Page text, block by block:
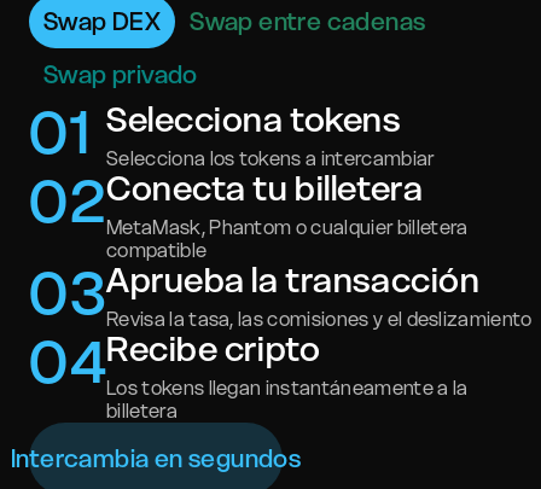
Swap DEX
Swap entre cadenas
Swap privado
01 Selecciona tokens
Selecciona los tokens a intercambiar
02Conecta tu billetera
MetaMask, Phantom o cualquier billetera
compatible
03Aprueba la transacción
Revisa la tasa, las comisiones y el deslizamiento
04Recibe cripto
Los tokens llegan instantáneamente a la
billetera
Intercambia en segundos